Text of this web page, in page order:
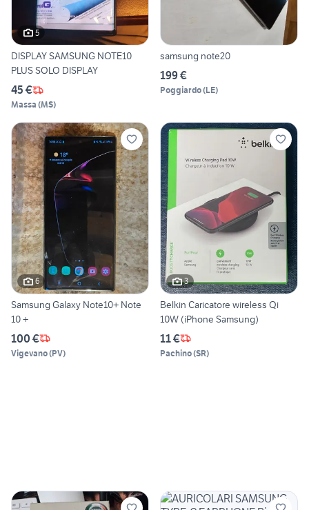
5
DISPLAY SAMSUNG NOTE10
PLUS SOLO DISPLAY
45 €
Massa (MS)
samsung note20
199 €
Poggiardo(LE)
6
Samsung Galaxy Note10+ Note
10 +
100 €
Vigevano(PV)
3
Belkin Caricatore wireless Qi
10W (iPhone Samsung)
11 €
Pachino(SR)